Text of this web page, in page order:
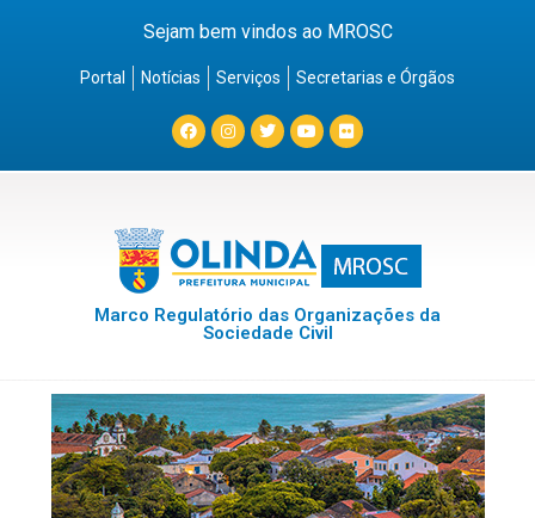
Sejam bem vindos ao MROSC
Portal Notícias Serviços Secretarias e Órgãos
Marco Regulatório das Organizações da
Sociedade Civil